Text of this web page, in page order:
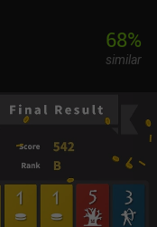
68%
similar